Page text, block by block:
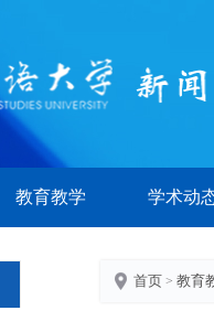
教育教学 学术动
首页 > 教育